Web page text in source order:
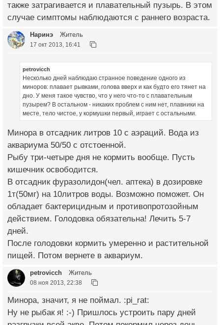
также затрагивается и плавательный пузырь. В этом
случае симптомы наблюдаются с раннего возраста.
Наринэ Житель
17 окт 2013, 16:41
petrovicch
Несколько дней наблюдаю странное поведение одного из
миноров: плавает рывками, голова вверх и как будто его тянет на
дно. У меня такое чувство, что у него что-то с плавательным
пузырем? В остальном - никаких проблем с ним нет, плавники на
месте, тело чистое, у кормушки первый, играет с остальными.
Минора в отсадник литров 10 с аэраций. Вода из
аквариума 50/50 с отстоенной.
Рыбу три-четыре дня не кормить вообще. Пусть
кишечник освободится.
В отсадник фуразолидон(чел. аптека) в дозировке
1т(50мг) на 10литров воды. Возможно поможет. Он
обладает бактерицидным и противопротозойным
действием. Голодовка обязательна! Лечить 5-7
дней.
После голодовки кормить умеренно и растительной
пищей. Потом вернете в аквариум.
petrovicch Житель
08 ноя 2013, 22:38
Минора, значит, я не поймал. :pi_rat:
Ну не рыбак я! :-) Пришлось устроить пару дней